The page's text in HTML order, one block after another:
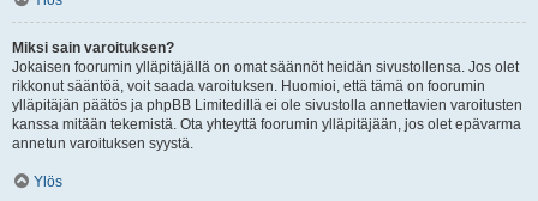
Miksi sain varoituksen?
Jokaisen foorumin ylläpitäjällä on omat säännöt heidän sivustollensa. Jos olet
rikkonut sääntöä, voit saada varoituksen. Huomioi, että tämä on foorumin
ylläpitäjän päätös ja phpBB Limitedillä ei ole sivustolla annettavien varoitusten
kanssa mitään tekemistä. Ota yhteyttä foorumin ylläpitäjään, jos olet epävarma
annetun varoituksen syystä.
Ylös